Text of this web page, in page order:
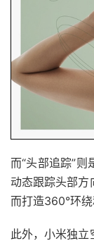
而“头部追踪”
动态跟踪头部方
而打造360°环绕
此外，小米独